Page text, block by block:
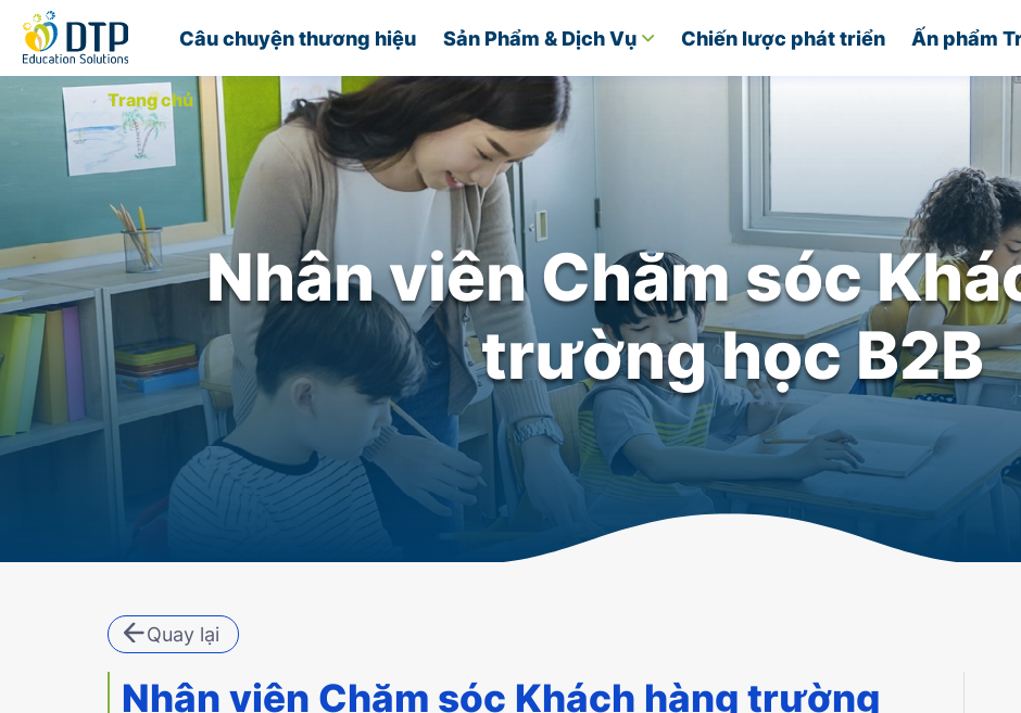
Câu chuyện thương hiệu Sản Phẩm & Dịch Vụ Chiến lược phát triển Ấn phẩm
Trang chủ
Nhân viên Chăm sóc
trường học B2B
Quay lại
Nhân viên Chăm sóc Khách hàng trường